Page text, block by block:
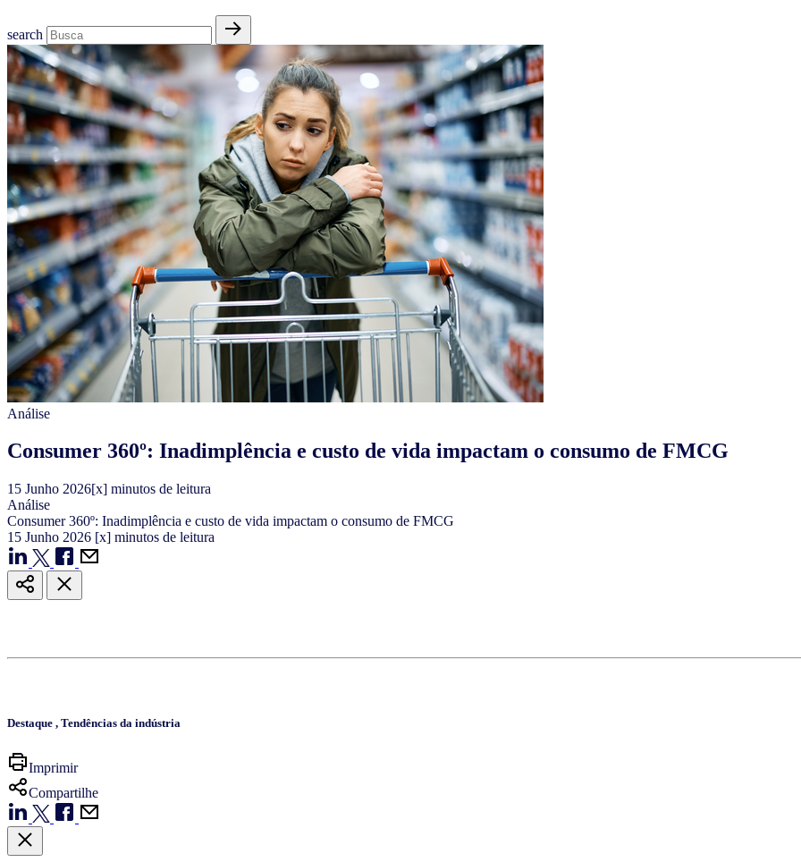
search
Análise
Consumer 360º: Inadimplência e custo de vida impactam o consumo de FMCG
15 Junho 2026[x] minutos de leitura
Análise
Consumer 360º: Inadimplência e custo de vida impactam o consumo de FMCG
15 Junho 2026 [x] minutos de leitura
Destaque , Tendências da indústria
Imprimir
Compartilhe